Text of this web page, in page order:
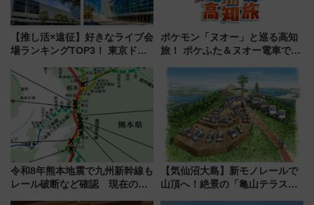
【推し活×遠征】好きなライブ会
場ランキングTOP3！ 東京ドー
由と交通アクセス術、ライブ会
場に何を求める？
ポケモン「ヌオー」と巡る高知
旅！ ポケふた＆ヌオー電車で楽
路の絶景と絶品グルメを満喫！
（7月18日スタート）
令和8年熊本地震で九州新幹線も
レール破断など確認 現在の運
【気仙沼大島】新モノレールで
山頂へ！絶景の「亀山テラス